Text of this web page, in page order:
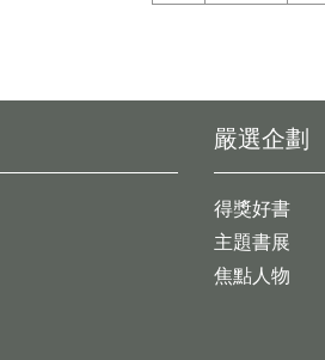
嚴選企劃
得獎好書
主題書展
焦點人物